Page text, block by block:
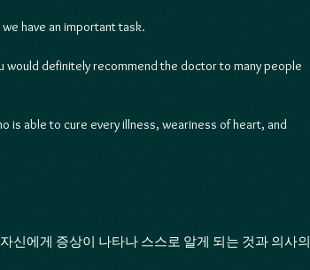
have an important task.
would definitely recommend the doctor to many people
is able to cure every illness, weariness of heart, and
신에게 증상이 나타나 스스로 알게 되는 것과 의사의